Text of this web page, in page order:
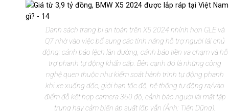
Danh sách trang bị an toàn trên X5 2024 nhỉnh hơn GLE và
Q7 nhờ vào việc bổ sung các tính năng hỗ trợ người lái chủ
động: cảnh báo lệch làn đường, cảnh báo tiền va chạm và hỗ
trợ phanh tự động khẩn cấp. Bên cạnh đó là những công
nghệ quen thuộc như kiểm soát hành trình tự động phanh
khi xe xuống dốc, giới hạn tốc độ, hệ thống tự động ra/vào
điểm đỗ kết hợp camera 360 độ, cảnh báo người lái mất tập
trung hay cảm biến áp suất lốp vẫn (Ảnh: Tiến Dũng).